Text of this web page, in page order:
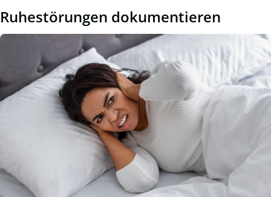
Ruhestörungen dokumentieren